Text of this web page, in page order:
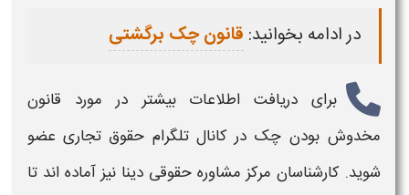
در ادامه بخوانید: قانون چک برگشتی
برای دریافت اطلاعات بیشتر در مورد قانون
مخدوش بودن چک در کانال تلگرام حقوق تجاری عضو
شوید. کارشناسان مرکز مشاوره حقوقی دینا نیز آماده اند تا